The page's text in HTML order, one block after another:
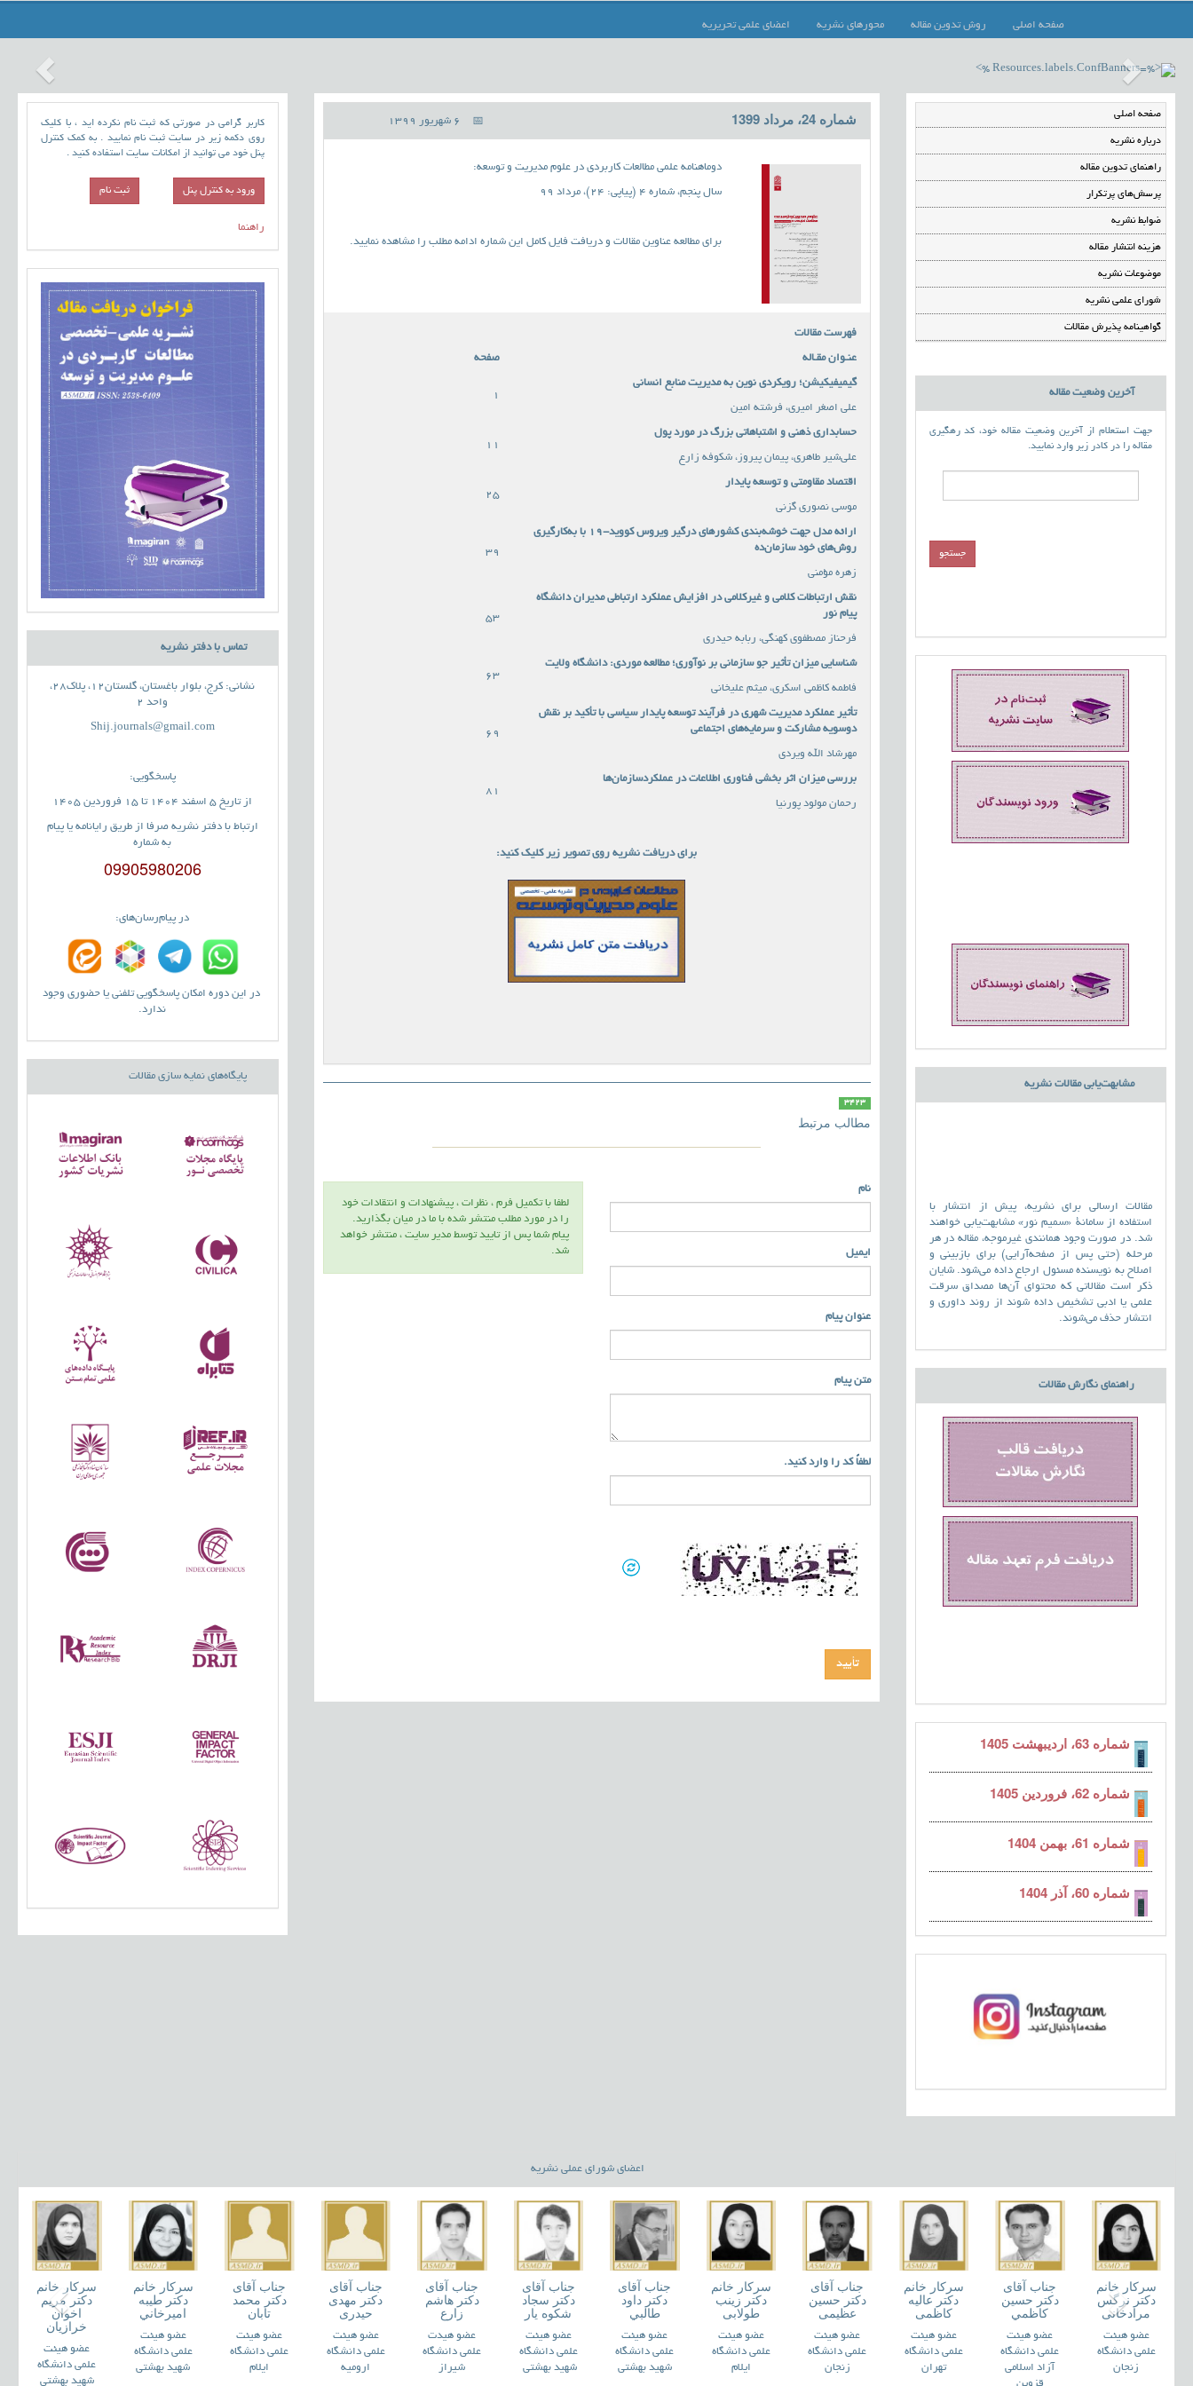
صفحه اصلی روش تدوین مقاله محورهای نشریه اعضای علمی تحریریه
صفحه اصلی
درباره نشریه
راهنمای تدوین مقاله
پرسش‌های پرتکرار
ضوابط نشریه
هزینه انتشار مقاله
موضوعات نشریه
شورای علمی نشریه
گواهینامه پذیرش مقالات
آخرین وضعیت مقاله
جهت استعلام از آخرین وضعیت مقاله خود، کد رهگیری
مقاله را در کادر زیر وارد نمایید.
مشابهت‌یابی مقالات نشریه
مقالات ارسالی برای نشریه، پیش از انتشار با
استفاده از سامانۀ «سمیم نور» مشابهت‌یابی خواهند
شد. در صورت وجود همانندی غیرموجه، مقاله در هر
مرحله (حتی پس از صفحه‌آرایی) برای بازبینی و
اصلاح به نویسنده مسئول ارجاع داده می‌شود. شایان
ذکر است مقالاتی که محتوای آن‌ها مصداق سرقت
علمی یا ادبی تشخیص داده شوند از روند داوری و
انتشار حذف می‌شوند.
راهنمای نگارش مقالات
شماره 63، اردیبهشت 1405
شماره 62، فروردین 1405
شماره 61، بهمن 1404
شماره 60، آذر 1404
شماره 24، مرداد 1399
دوماهنامه علمی مطالعات کاربردی در علوم مدیریت و توسعه:
سال پنجم، شماره 4 (پیاپی: 24)، مرداد 99
برای مطالعه عناوین مقالات و دریافت فایل کامل این شماره ادامه مطلب را مشاهده نمایید.
فهرست مقالات
عنـوان مقـاله صفحه
گیمیفیکیشن؛ رویکردی نوین به مدیریت منابع انسانی
1
علی اصغر امیری، فرشته امین
حسابداری ذهنی و اشتباهاتی بزرگ در مورد پول
11
علی‌شیر طاهری، پیمان پیروز، شکوفه زارع
اقتصاد مقاومتی و توسعه پایدار
25
موسی نصوری گزنی
ارائه مدل جهت خوشه‌بندی کشورهای درگیر ویروس کووید-19 با به‌کارگیری
روش‌های خود سازمان‌ده
39
زهره مؤمنی
نقش ارتباطات کلامی و غیرکلامی در افزایش عملکرد ارتباطی مدیران دانشگاه
پیام نور
53
فرحناز مصطفوی کهنگی، ربابه حیدری
شناسایی میزان تأثیر جو سازمانی بر نوآوری؛ مطالعه موردی: دانشگاه ولایت
63
فاطمه کاظمی اسکری، میثم علیخانی
تأثیر عملکرد مدیریت شهری در فرآیند توسعه پایدار سیاسی با تأکید بر نقش
دوسویه مشارکت و سرمایه‌های اجتماعی
69
مهرشاد الله ویردی
بررسی میزان اثر بخشی فناوری اطلاعات در عملکردسازمان‌ها
81
رحمان مولود پورنیا
برای دریافت نشریه روی تصویر زیر کلیک کنید:
3423
مطالب مرتبط
لطفا با تكميل فرم ، نظرات ، پيشنهادات و انتقادات خود
را در مورد مطلب منتشر شده با ما در ميان بگذاريد.
پيام شما پس از تاييد توسط مدير سايت ، منتشر خواهد
شد.
نام
ایمیل
عنوان پیام
متن پیام
لطفاً کد را وارد کنید.
کاربر گرامی در صورتی که ثبت نام نکرده اید ، با کلیک
روی دکمه زیر در سایت ثبت نام نمایید . به کمک کنترل
پنل خود می توانید از امکانات سایت استفاده کنید .
ورود به کنترل پنل
راهنما
تماس با دفتر نشریه
نشانی: کرج، بلوار باغستان، گلستان12، پلاک28،
واحد 2
Shij.journals@gmail.com
پاسخگویی:
از تاریخ 5 اسفند 1404 تا 15 فروردین 1405
ارتباط با دفتر نشریه صرفا از طریق رایانامه یا پیام
به شماره
09905980206
در پیام‌رسان‌های:
در این دوره امکان پاسخگویی تلفنی یا حضوری وجود
ندارد.
پایگاه‌های نمایه سازی مقالات
اعضای شورای عملی نشریه
سرکار خانم
دکتر مريم
اخوان
خرازيان
عضو هیئت
علمی دانشگاه
شهید بهشتی
سرکار خانم
دکتر طيبه
اميرخاني
عضو هیئت
علمی دانشگاه
شهید بهشتی
جناب آقای
دکتر محمد
تابان
عضو هیئت
علمی دانشگاه
ایلام
جناب آقای
دکتر مهدی
حیدری
عضو هیئت
علمی دانشگاه
ارومیه
جناب آقای
دکتر هاشم
زارع
عضو هیدت
علمی دانشگاه
شیراز
جناب آقای
دکتر سجاد
شكوه يار
عضو هیئت
علمی دانشگاه
شهید بهشتی
جناب آقای
دکتر داود
طالبي
عضو هیئت
علمی دانشگاه
شهید بهشتی
سرکار خانم
دکتر زینب
طولابی
عضو هیئت
علمی دانشگاه
ایلام
جناب آقای
دکتر حسین
عظیمی
عضو هیئت
علمی دانشگاه
زنجان
سرکار خانم
دکتر عالیه
کاظمی
عضو هیئت
علمی دانشگاه
تهران
جناب آقای
دکتر حسين
کاظمي
عضو هیئت
علمی دانشگاه
آزاد اسلامی
قزوین
سرکار خانم
دکتر نرگس
مرادخانی
عضو هیئت
علمی دانشگاه
زنجان